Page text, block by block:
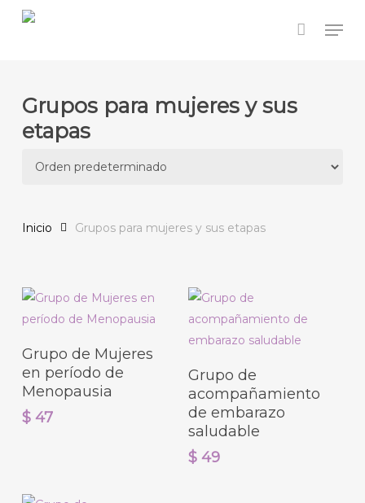
Skip
Grupos para mujeres y sus
etapas
Inicio Grupos para mujeres y sus etapas
Agregar Al Carrito
Grupo de Mujeres
en período de
Menopausia
$47
Agregar Al Carrito
Grupo de
acompañamiento
de embarazo
saludable
$ 49